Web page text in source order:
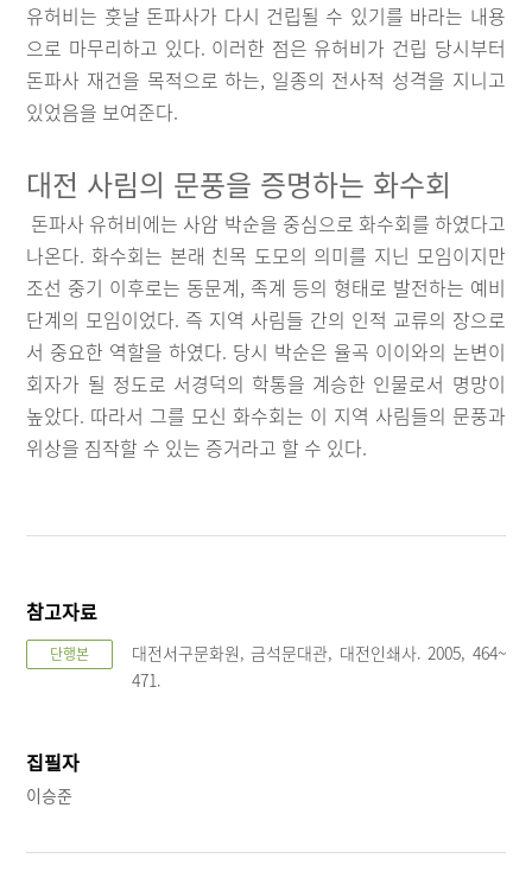
유허비는 훗날 돈파사가 다시 건립될 수 있기를 바라는 내용
으로 마무리하고 있다. 이러한 점은 유허비가 건립 당시부터
돈파사 재건을 목적으로 하는, 일종의 전사적 성격을 지니고
있었음을 보여준다.
대전 사림의 문풍을 증명하는 화수회
돈파사 유허비에는 사암 박순을 중심으로 화수회를 하였다고
나온다. 화수회는 본래 친목 도모의 의미를 지닌 모임이지만
조선 중기 이후로는 동문계, 족계 등의 형태로 발전하는 예비
단계의 모임이었다. 즉 지역 사림들 간의 인적 교류의 장으로
서 중요한 역할을 하였다. 당시 박순은 율곡 이이와의 논변이
회자가 될 정도로 서경덕의 학통을 계승한 인물로서 명망이
높았다. 따라서 그를 모신 화수회는 이 지역 사림들의 문풍과
위상을 짐작할 수 있는 증거라고 할 수 있다.
참고자료
단행본
대전서구문화원, 금석문대관, 대전인쇄사. 2005, 464~
471.
집필자
이승준